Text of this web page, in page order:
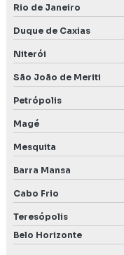
Inventário florestal
Inventário florestal
Inventário florestal
Investigação
Investigação de
Investigação de
combustíveis
Levantamento de fauna
Rio de Janeiro
Duque de Caxias
Niterói
São João de Meriti
Petrópolis
Magé
Mesquita
Barra Mansa
Cabo Frio
Teresópolis
Belo Horizonte